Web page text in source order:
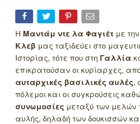
Η Μαντάμ ντε λα Φαγιέτ με την
Κλεβ μας ταξιδεύει στο
Ιστορίας, τότε που στη Γαλλία
επικρατούσαν οι κυρίαρχες,
αυταρχικές βασιλικές αυλές,
πόλεμοι και οι συγκρούσεις
συνωμοσίες μεταξύ των μελών
αυλής, δηλαδή των δουκισσών